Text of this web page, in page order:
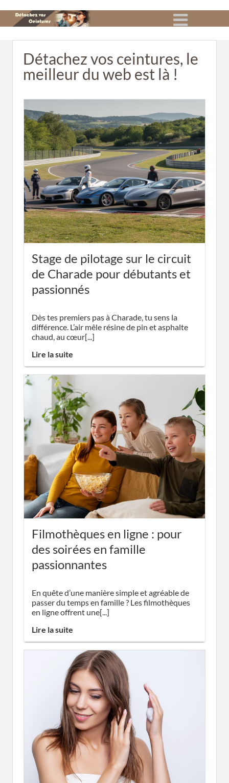
Détachez vos ceintures, le
meilleur du web est là !
Stage de pilotage sur le circuit
de Charade pour débutants et
passionnés
Dès tes premiers pas à Charade, tu sens la
différence. L’air mêle résine de pin et asphalte
chaud, au cœur[...]
Lire la suite
Filmothèques en ligne : pour
des soirées en famille
passionnantes
En quête d’une manière simple et agréable de
passer du temps en famille ? Les filmothèques
en ligne offrent une[...]
Lire la suite